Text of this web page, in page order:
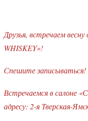
Друзья, встречаем
WHISKEY»!
Спешите записываться!
Встречаемся в салоне
адресу: 2-я Тверская-